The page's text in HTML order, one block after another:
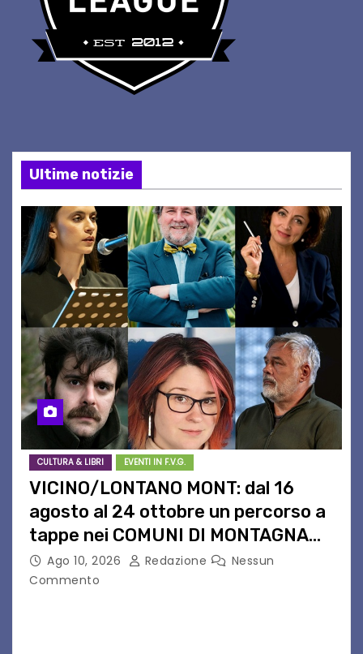
Ultime notizie
CULTURA & LIBRI EVENTI IN F.V.G.
VICINO/LONTANO MONT: dal 16
agosto al 24 ottobre un percorso a
tappe nei COMUNI DI MONTAGNA
DEL FVG
Ago 10, 2026 Redazione
Nessun
Commento